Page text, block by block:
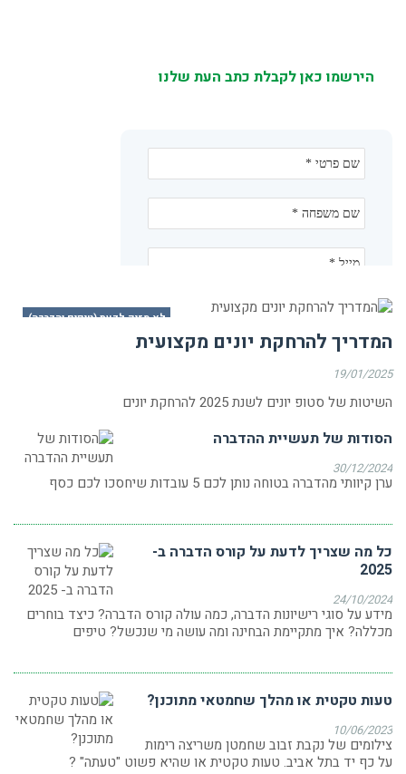
הירשמו כאן לקבלת כתב העת שלנו
לא מזיק לדעת (טיפים והדרכה)
המדריך להרחקת יונים מקצועית
19/01/2025
השיטות של סטופ יונים לשנת 2025 להרחקת יונים
הסודות של תעשיית ההדברה
30/12/2024
ערן קיוותי מהדברה בטוחה נותן לכם 5 עובדות שיחסכו לכם כסף
כל מה שצריך לדעת על קורס הדברה ב-
2025
24/10/2024
מידע על סוגי רישיונות הדברה, כמה עולה קורס הדברה? כיצד בוחרים
מכללה? איך מתקיימת הבחינה ומה עושה מי שנכשל? טיפים
טעות טקטית או מהלך שחמטאי מתוכנן?
10/06/2023
צילומים של נקבת זבוב שחמטן משריצה רימות
על כף יד בתל אביב. טעות טקטית או שהיא פשוט "טעתה" ?